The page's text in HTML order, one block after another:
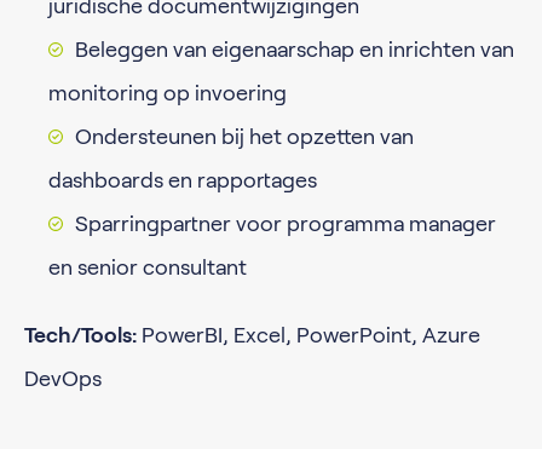
juridische documentwijzigingen
Beleggen van eigenaarschap en inrichten van
monitoring op invoering
Ondersteunen bij het opzetten van
dashboards en rapportages
Sparringpartner voor programma manager
en senior consultant
Tech/Tools: PowerBI, Excel, PowerPoint, Azure
DevOps